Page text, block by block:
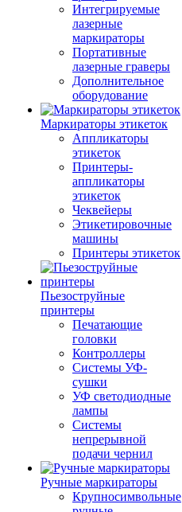
Интегрируемые
лазерные
маркираторы
Портативные
лазерные граверы
Дополнительное
оборудование
Маркираторы этикеток
Аппликаторы
этикеток
Принтеры-
аппликаторы
этикеток
Чеквейеры
Этикетировочные
машины
Принтеры этикеток
Пьезоструйные
принтеры
Печатающие
головки
Контроллеры
Системы УФ-
сушки
УФ светодиодные
лампы
Системы
непрерывной
подачи чернил
Ручные маркираторы
Крупносимвольные